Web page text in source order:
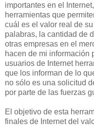
importantes en el
herramientas que
cuál es el valor real de
palabras, la cantidad de
otras empresas en el
hacen de mi información
usuarios de Internet
que los informan de lo
no sólo es una solicitud
por parte de las fuerzas
El objetivo de esta
finales de Internet del